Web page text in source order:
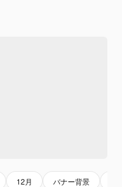
12月 バナー背景